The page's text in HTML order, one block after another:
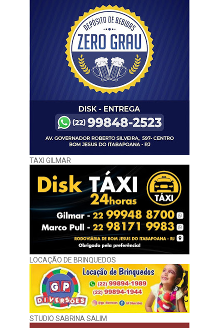
TAXI GILMAR
LOCAÇÃO DE BRINQUEDOS
STUDIO SABRINA SALIM